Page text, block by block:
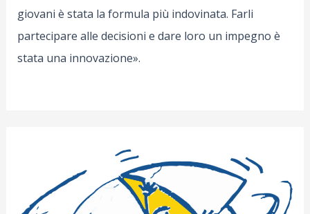
giovani è stata la formula più indovinata. Farli
partecipare alle decisioni e dare loro un impegno è
stata una innovazione».